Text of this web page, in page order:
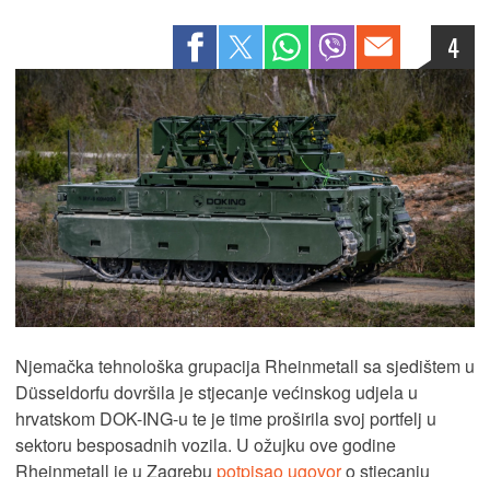
4
Njemačka tehnološka grupacija Rheinmetall sa sjedištem u
Düsseldorfu dovršila je stjecanje većinskog udjela u
hrvatskom DOK-ING-u te je time proširila svoj portfelj u
sektoru besposadnih vozila. U ožujku ove godine
Rheinmetall je u Zagrebu potpisao ugovoro stjecanju